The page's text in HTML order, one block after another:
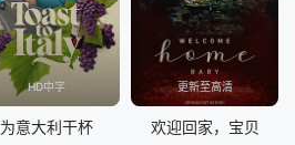
HD中字
为意大利干杯
更新至高清
欢迎回家，宝贝